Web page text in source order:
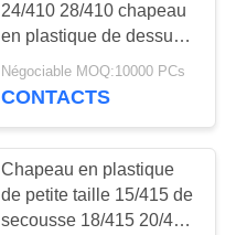
24/410 28/410 chapeau
en plastique de dessus
de secousse de
chapeau de batterie de
Négociable MOQ:10000 PCs
CONTACTS
Chapeau en plastique
de petite taille 15/415 de
secousse 18/415 20/410